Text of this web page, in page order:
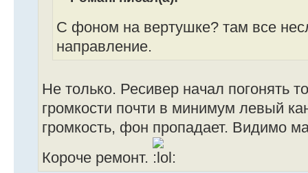
С фоном на вертушке? там все
направление.
Не только. Ресивер начал погонять
громкости почти в минимум левый
громкость, фон пропадает. Видимо
Короче ремонт.